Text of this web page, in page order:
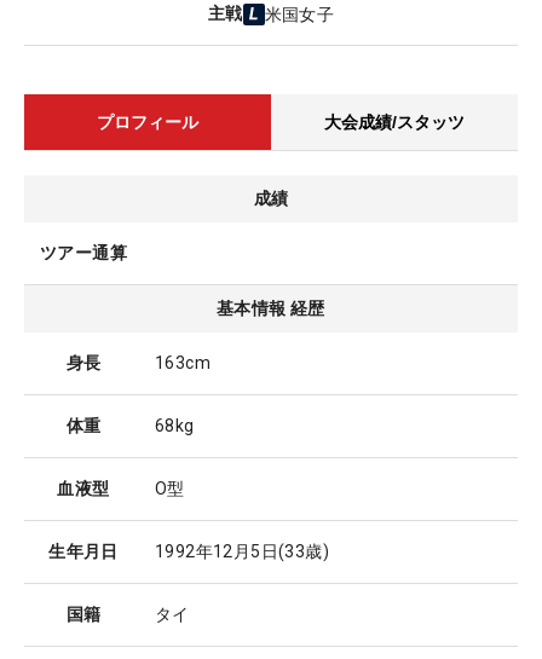
主戦 米国女子
プロフィール 大会成績/スタッツ
成績
ツアー通算
基本情報 経歴
身長 163cm
体重 68kg
血液型 O型
生年月日 1992年12月5日(33歳)
国籍 タイ